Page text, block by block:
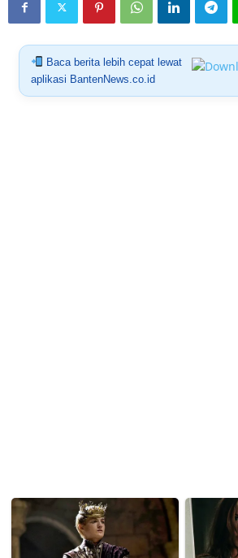
Baca berita lebih cepat lewat
aplikasi BantenNews.co.id